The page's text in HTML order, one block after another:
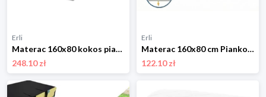
Erli
Materac 160x80 kokos pianka HR profilowana BOLEK
248.10 zł
Erli
Materac 160x80 cm Piankowy do łóżeczka Dziecięcy H3 Pełny Atest Oeko-Tex
122.10 zł